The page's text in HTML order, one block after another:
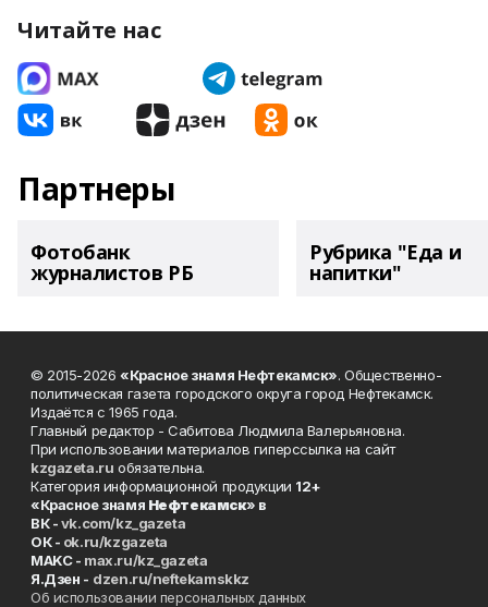
Читайте нас
Партнеры
Фотобанк
журналистов РБ
Рубрика "Еда и
напитки"
© 2015-2026 «Красное знамя Нефтекамск». Общественно-
политическая газета городского округа город Нефтекамск.
Издаётся с 1965 года.
Главный редактор - Сабитова Людмила Валерьяновна.
При использовании материалов гиперссылка на сайт
kzgazeta.ru обязательна.
Категория информационной продукции 12+
«Красное знамя Нефтекамск» в
ВК -vk.com/kz_gazeta
ОК - ok.ru/kzgazeta
MAKC - max.ru/kz_gazeta
Я.Дзен - dzen.ru/neftekamskkz
Об использовании персональных данных